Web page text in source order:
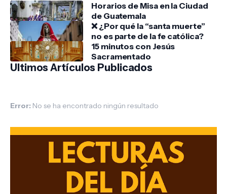
Horarios de Misa en la Ciudad
de Guatemala
❌ ¿Por qué la “santa muerte”
no es parte de la fe católica?
15 minutos con Jesús
Sacramentado
Ultimos Artículos Publicados
Error: No se ha encontrado ningún resultado